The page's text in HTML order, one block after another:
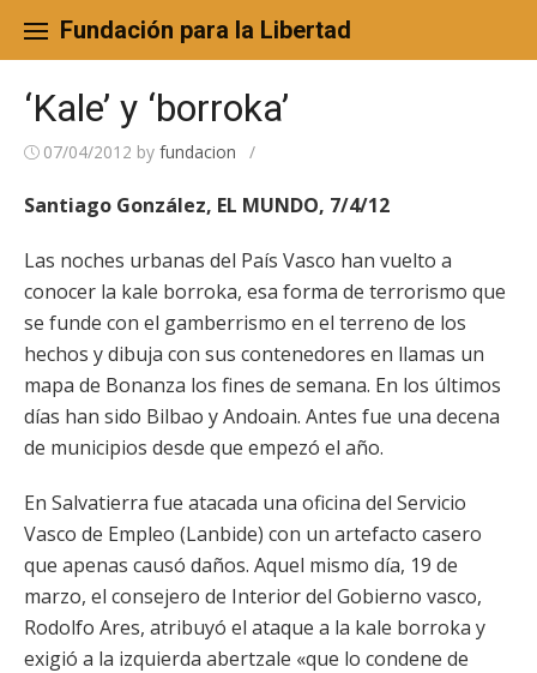
content
Fundación para la Libertad
‘Kale’ y ‘borroka’
07/04/2012 by fundacion /
Santiago González, EL MUNDO, 7/4/12
Las noches urbanas del País Vasco han vuelto a
conocer la kale borroka, esa forma de terrorismo que
se funde con el gamberrismo en el terreno de los
hechos y dibuja con sus contenedores en llamas un
mapa de Bonanza los fines de semana. En los últimos
días han sido Bilbao y Andoain. Antes fue una decena
de municipios desde que empezó el año.
En Salvatierra fue atacada una oficina del Servicio
Vasco de Empleo (Lanbide) con un artefacto casero
que apenas causó daños. Aquel mismo día, 19 de
marzo, el consejero de Interior del Gobierno vasco,
Rodolfo Ares, atribuyó el ataque a la kale borroka y
exigió a la izquierda abertzale «que lo condene de